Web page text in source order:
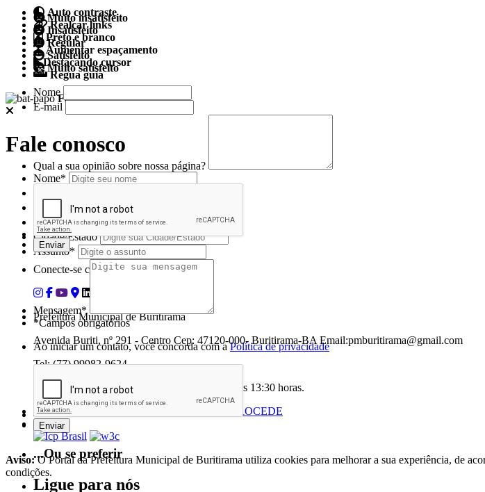
Auto contraste
Realçar links
Preto e branco
Aumentar espaçamento
Destacando cursor
Regua guia
Fale conosco
Fale conosco
Nome*
Telefone 2
E-mail*
Cidade/Estado
Assunto*
Mensagem*
*Campos obrigatórios
Ao iniciar um contato, você concorda com aPolítica de privacidade
...Ou se preferir
Ligue para nós
Muito insatisfeito
Insatisfeito
Regular
Satisfeito
Muito satisfeito
Nome
E-mail
Qual a sua opinião sobre nossa página?
Conecte-se conosco nas redes sociais
Prefeitura Municipal de Buritirama
Avenida Buriti, nº 291 - Centro Cep: 47120-000- Buritirama-BA Email:pmburitirama@gmail.com
Tel: (77) 99982-9624
Atendimento: segunda a sexta-feira, das 07:30 às 13:30 horas.
Desenvolvido por
Aviso:O Portal da Prefeitura Municipal de Buritirama utiliza cookies para melhorar a sua experiência, de
condições.